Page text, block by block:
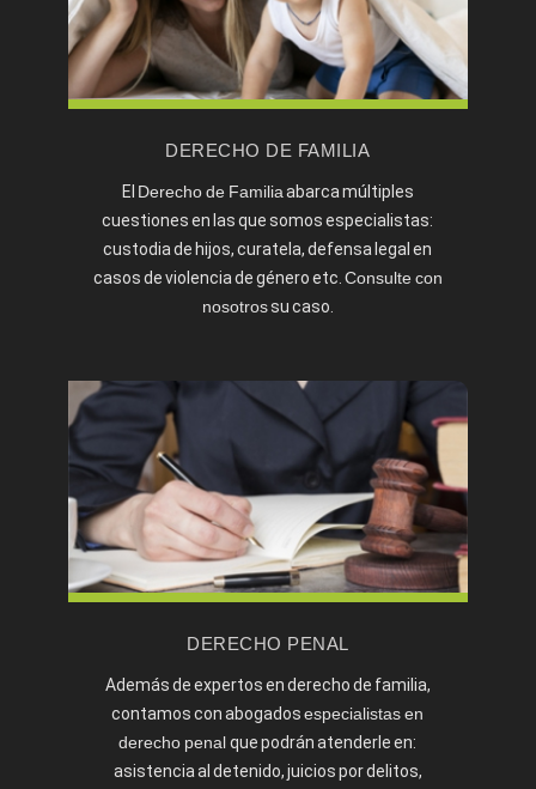
¿Qué hay que saber de los divorcios de
mutuo acuerdo?
Casos de divorcios contenciosos
Qué debes saber antes de un divorcio
TENGO HIJOS?
SEPARACIÓN Y DIVORCIO. ¿CUÁL ES LA
DIFERENCIA?
Tipos de divorcio
DERECHO DE FAMILIA
El Derecho de Familiaabarca múltiples
cuestiones en las que somos especialistas:
custodia de hijos, curatela, defensa legal en
casos de violencia de género etc. Consulte con
nosotrossu caso.
DERECHO PENAL
Además de expertos en derecho de familia,
contamos con abogadosespecialistas en
derecho penalque podrán atenderle en:
asistencia al detenido, juicios por delitos,